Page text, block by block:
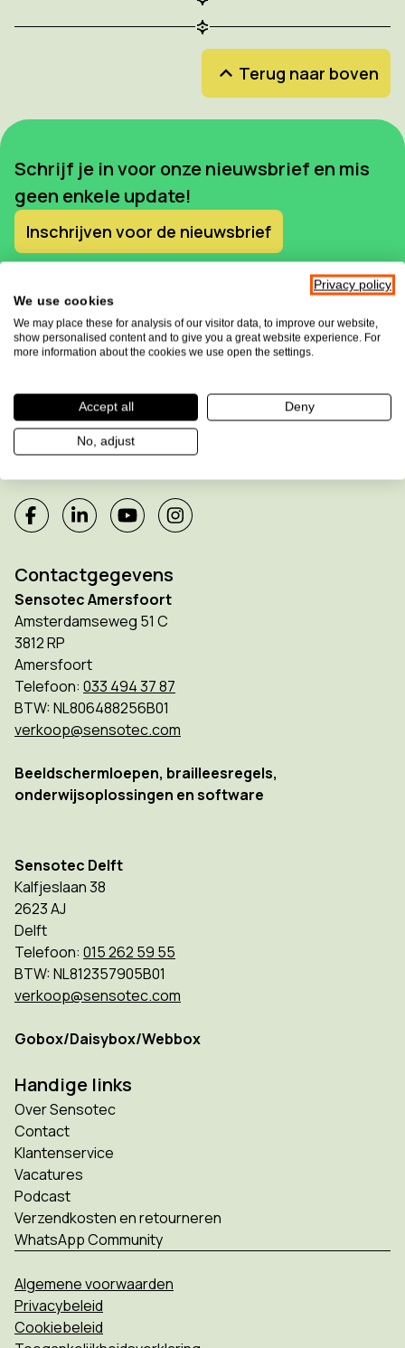
Terug naar boven
Schrijf je in voor onze nieuwsbrief en mis
geen enkele update!
Inschrijven voor de nieuwsbrief
Sensotec maakt deel uit van de
Allkind Group
Contactgegevens
Sensotec Amersfoort
Amsterdamseweg 51 C
3812 RP
Amersfoort
Telefoon: 033 494 37 87
BTW: NL806488256B01
verkoop@sensotec.com
Beeldschermloepen, brailleesregels,
onderwijsoplossingen en software
Sensotec Delft
Kalfjeslaan 38
2623 AJ
Delft
Telefoon: 015 262 59 55
BTW: NL812357905B01
verkoop@sensotec.com
Gobox/Daisybox/Webbox
Handige links
Over Sensotec
Contact
Klantenservice
Vacatures
Podcast
Verzendkosten en retourneren
WhatsApp Community
Algemene voorwaarden
Privacybeleid
Cookiebeleid
Privacy policy
We use cookies
We may place these for analysis of our visitor data, to improve our website,
show personalised content and to give you a great website experience. For
more information about the cookies we use open the settings.
Accept all Deny
No, adjust